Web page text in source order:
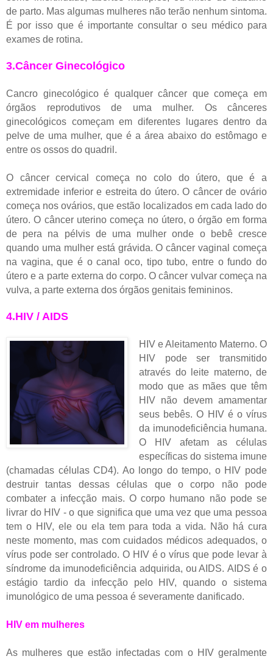
de parto. Mas algumas mulheres não terão nenhum sintoma.
É por isso que é importante consultar o seu médico para
exames de rotina.
3.Câncer Ginecológico
Cancro ginecológico é qualquer câncer que começa em
órgãos reprodutivos de uma mulher. Os cânceres
ginecológicos começam em diferentes lugares dentro da
pelve de uma mulher, que é a área abaixo do estômago e
entre os ossos do quadril.
O câncer cervical começa no colo do útero, que é a
extremidade inferior e estreita do útero.O câncer de ovário
começa nos ovários, que estão localizados em cada lado do
útero.O câncer uterino começa no útero, o órgão em forma
de pera na pélvis de uma mulher onde o bebê cresce
quando uma mulher está grávida.O câncer vaginal começa
na vagina, que é o canal oco, tipo tubo, entre o fundo do
útero e a parte externa do corpo.O câncer vulvar começa na
vulva, a parte externa dos órgãos genitais femininos.
4.HIV / AIDS
HIV e Aleitamento Materno. O
HIV pode ser transmitido
através do leite materno, de
modo que as mães que têm
HIV não devem amamentar
seus bebês.O HIV é o vírus
da imunodeficiência humana.
O HIV afetam as células
específicas do sistema imune
(chamadas células CD4). Ao longo do tempo, o HIV pode
destruir tantas dessas células que o corpo não pode
combater a infecção mais. O corpo humano não pode se
livrar do HIV - o que significa que uma vez que uma pessoa
tem o HIV, ele ou ela tem para toda a vida. Não há cura
neste momento, mas com cuidados médicos adequados, o
vírus pode ser controlado. O HIV é o vírus que pode levar à
síndrome da imunodeficiência adquirida, ou AIDS. AIDS é o
estágio tardio da infecção pelo HIV, quando o sistema
imunológico de uma pessoa é severamente danificado.
HIV em mulheres
As mulheres que estão infectadas com o HIV geralmente